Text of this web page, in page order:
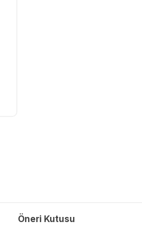
Öneri Kutusu